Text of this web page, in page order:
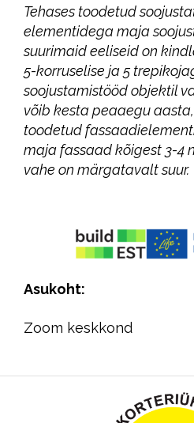
Tehases toodetud
elementidega maja
suurimaid eeliseid on
5-korruselise ja 5
soojustamistööd objektil
võib kesta peaaegu
toodetud
maja fassaad kõigest 3-4
vahe on märgatavalt suur.
Asukoht:
Zoom keskkond